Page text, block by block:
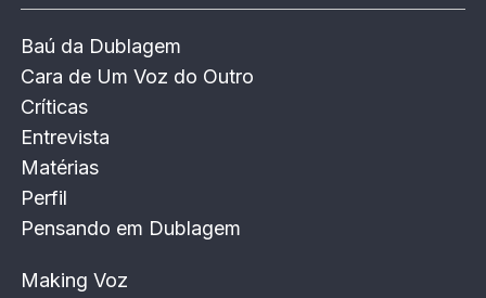
Baú da Dublagem
Cara de Um Voz do Outro
Críticas
Entrevista
Matérias
Perfil
Pensando em Dublagem
Making Voz